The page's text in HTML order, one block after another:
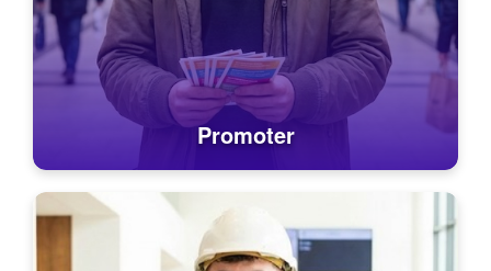
Promoter